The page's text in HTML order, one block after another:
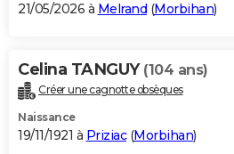
21/05/2026 à Melrand (Morbihan)
Celina TANGUY (104 ans)
Créer une cagnotte obsèques
Naissance
19/11/1921 à Priziac(Morbihan)